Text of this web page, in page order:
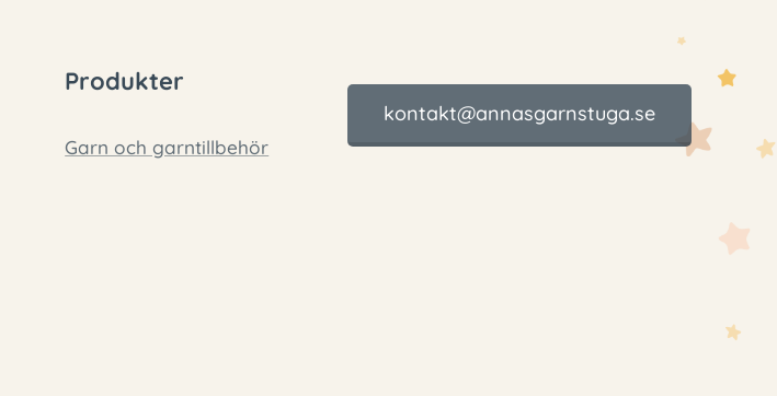
Produkter
Garn och garntillbehör
kontakt@annasgarnstuga.se